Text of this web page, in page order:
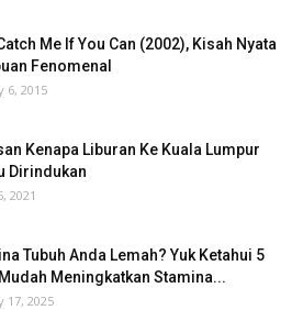
Me If You Can (2002), Kisah Nyata
Fenomenal
6, 2015
Kenapa Liburan Ke Kuala Lumpur
Dirindukan
2021
Tubuh Anda Lemah? Yuk Ketahui 5
Meningkatkan Stamina...
17, 2025